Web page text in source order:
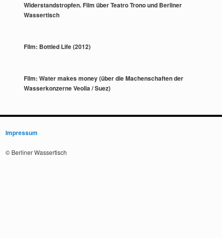
Widerstandstropfen. Film über Teatro Trono und Berliner
Wassertisch
Film: Bottled Life (2012)
Film: Water makes money (über die Machenschaften der
Wasserkonzerne Veolia / Suez)
Impressum
© Berliner Wassertisch